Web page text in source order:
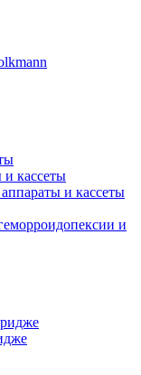
кассеты
и кассеты
и